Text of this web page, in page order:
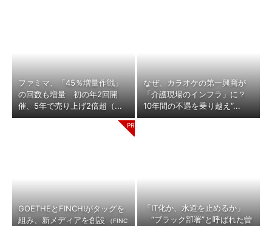
ファミマ、「45％増量作戦」
の回数も増量 初の年2回開
催、5年で売り上げ2倍超（...
なぜ、カラオケの第一興商が
「介護現場のインフラ」に？
10年間の不遇を乗り越え“...
GOETHEとFINCHIがタッグを
組み、新メディアを創設
（FINC
「IT化か、水道を止めるか」
“ブラック部署”と呼ばれた曽